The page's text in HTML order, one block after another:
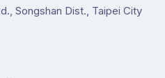
Songshan Dist., Taipei City